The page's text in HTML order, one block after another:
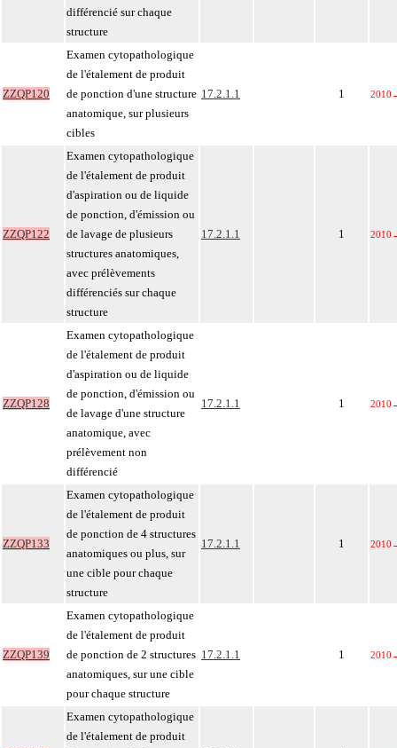
différencié sur chaque
structure
ZZQP120
Examen cytopathologique
de l'étalement de produit
de ponction d'une structure
anatomique, sur plusieurs
cibles
17.2.1.1 1 2010
ZZQP122
Examen cytopathologique
de l'étalement de produit
d'aspiration ou de liquide
de ponction, d'émission ou
de lavage de plusieurs
structures anatomiques,
avec prélèvements
différenciés sur chaque
structure
17.2.1.1 1 2010
ZZQP128
Examen cytopathologique
de l'étalement de produit
d'aspiration ou de liquide
de ponction, d'émission ou
de lavage d'une structure
anatomique, avec
prélèvement non
différencié
17.2.1.1 1 2010
ZZQP133
Examen cytopathologique
de l'étalement de produit
de ponction de 4 structures
anatomiques ou plus, sur
une cible pour chaque
structure
17.2.1.1 1 2010
ZZQP139
Examen cytopathologique
de l'étalement de produit
de ponction de 2 structures
anatomiques, sur une cible
pour chaque structure
17.2.1.1 1 2010
Examen cytopathologique
de l'étalement de produit